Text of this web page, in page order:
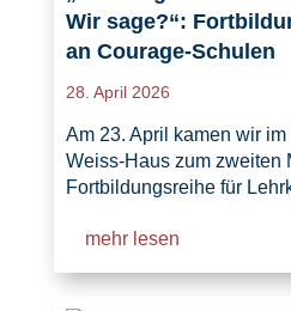
Wir sage?“:
an Courage-Schulen
28. April 2026
Am 23. April kamen wir
Weiss-Haus zum zweiten
Fortbildungsreihe für
mehr lesen